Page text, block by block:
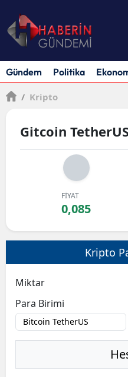
Gündem Politika
/ Kripto
Gitcoin
FİYAT
0,085
Kripto
Miktar
Para Birimi